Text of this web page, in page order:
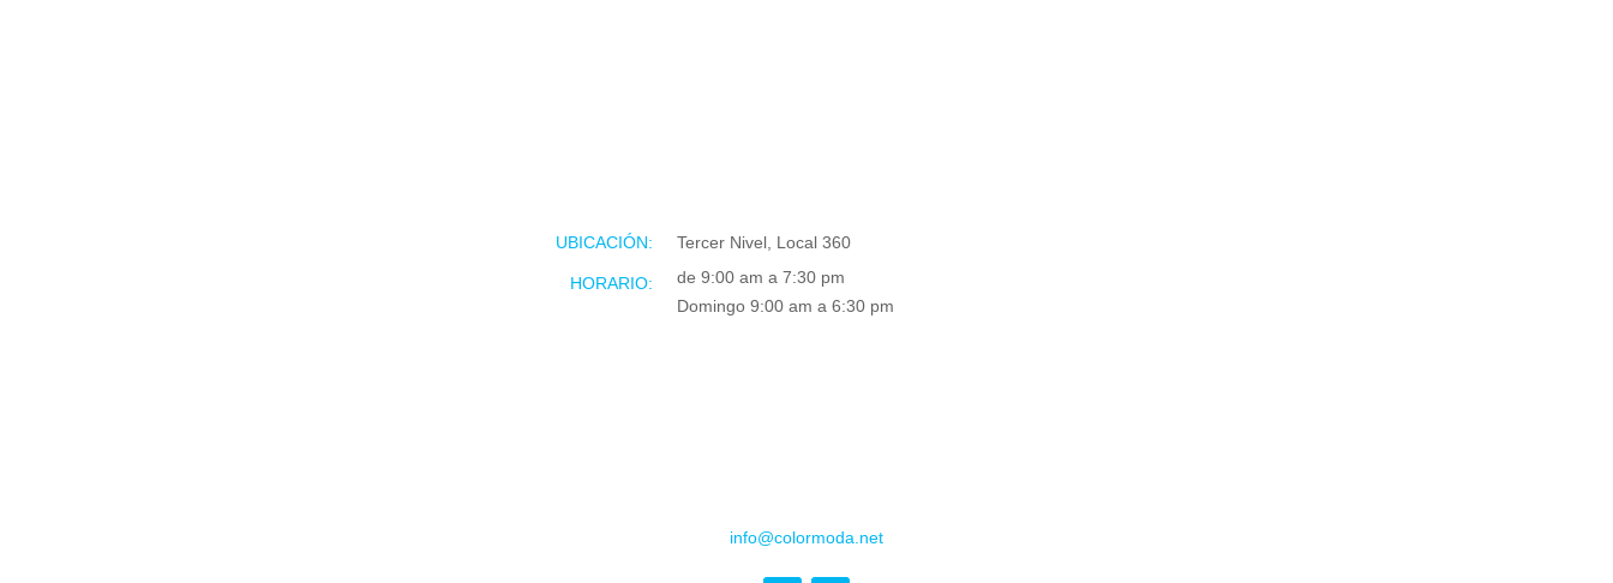
UBICACIÓN: Tercer Nivel, Local 360
HORARIO:
de 9:00 am a 7:30 pm
Domingo 9:00 am a 6:30 pm
info@colormoda.net